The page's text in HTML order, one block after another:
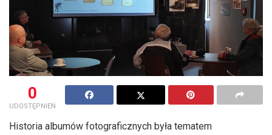
0
UDOSTĘPNIEŃ
Historia albumów fotograficznych była tematem